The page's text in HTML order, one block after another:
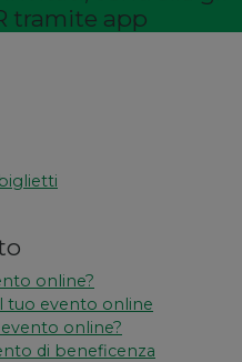
tramite app
online?
tuo evento online
online?
di beneficenza